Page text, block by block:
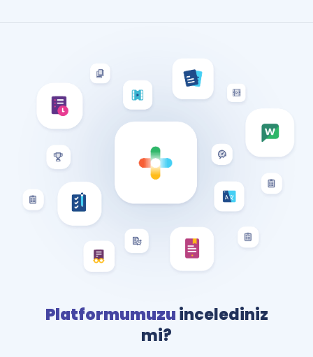
Platformumuzuincelediniz
mi?